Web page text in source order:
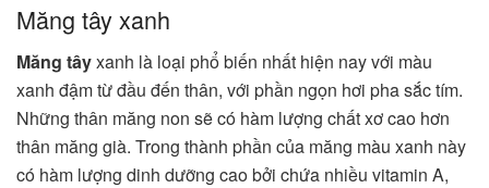
Măng tây xanh
Măng tâyxanh là loại phổ biến nhất hiện nay với màu
xanh đậm từ đầu đến thân, với phần ngọn hơi pha sắc tím.
Những thân măng non sẽ có hàm lượng chất xơ cao hơn
thân măng già. Trong thành phần của măng màu xanh này
có hàm lượng dinh dưỡng cao bởi chứa nhiều vitamin A,